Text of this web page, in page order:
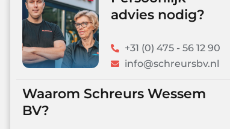
advies nodig?
+31 (0) 475 - 56 12 90
info@schreursbv.nl
Waarom Schreurs Wessem
BV?